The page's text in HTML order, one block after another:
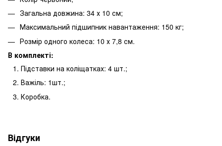
Загальна довжина: 34 х 10 см;
Максимальний підшипник навантаження: 150 кг;
Розмір одного колеса: 10 х 7,8 см.
В комплекті:
Підставки на коліщатках: 4 шт.;
Важіль: 1шт.;
Коробка.
Відгуки